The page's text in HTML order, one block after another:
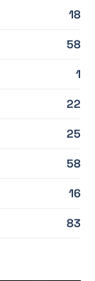
18
58
1
22
25
58
16
83